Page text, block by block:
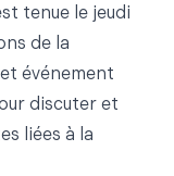
tenue le jeudi
de la
événement
discuter et
liées à la